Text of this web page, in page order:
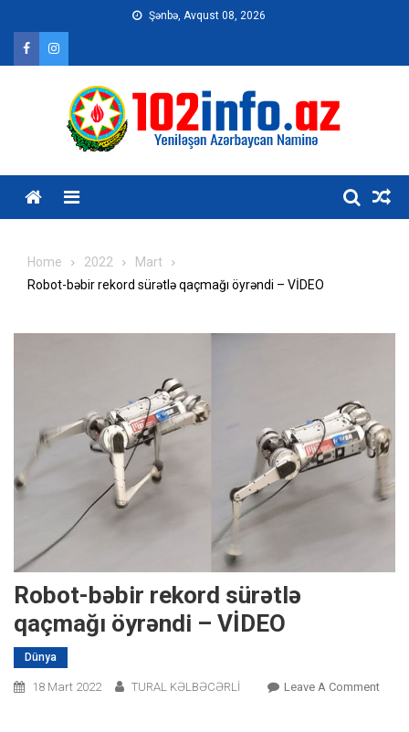
content
Şənbə, Avqust 08, 2026
Home 2022
Mart
Robot-bəbir rekord sürətlə qaçmağı öyrəndi – VİDEO
Robot-bəbir rekord sürətlə
qaçmağı öyrəndi – VİDEO
Dünya
18 Mart 2022 TURAL KƏLBƏCƏRLİ Leave A CommentOn